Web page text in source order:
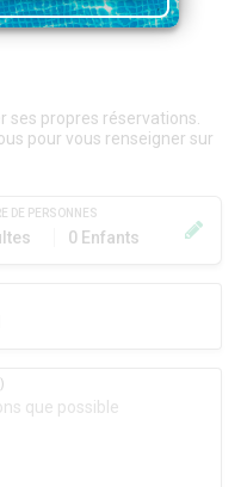
ses propres réservations.
pour vous renseigner sur
DE PERSONNES
0 Enfants